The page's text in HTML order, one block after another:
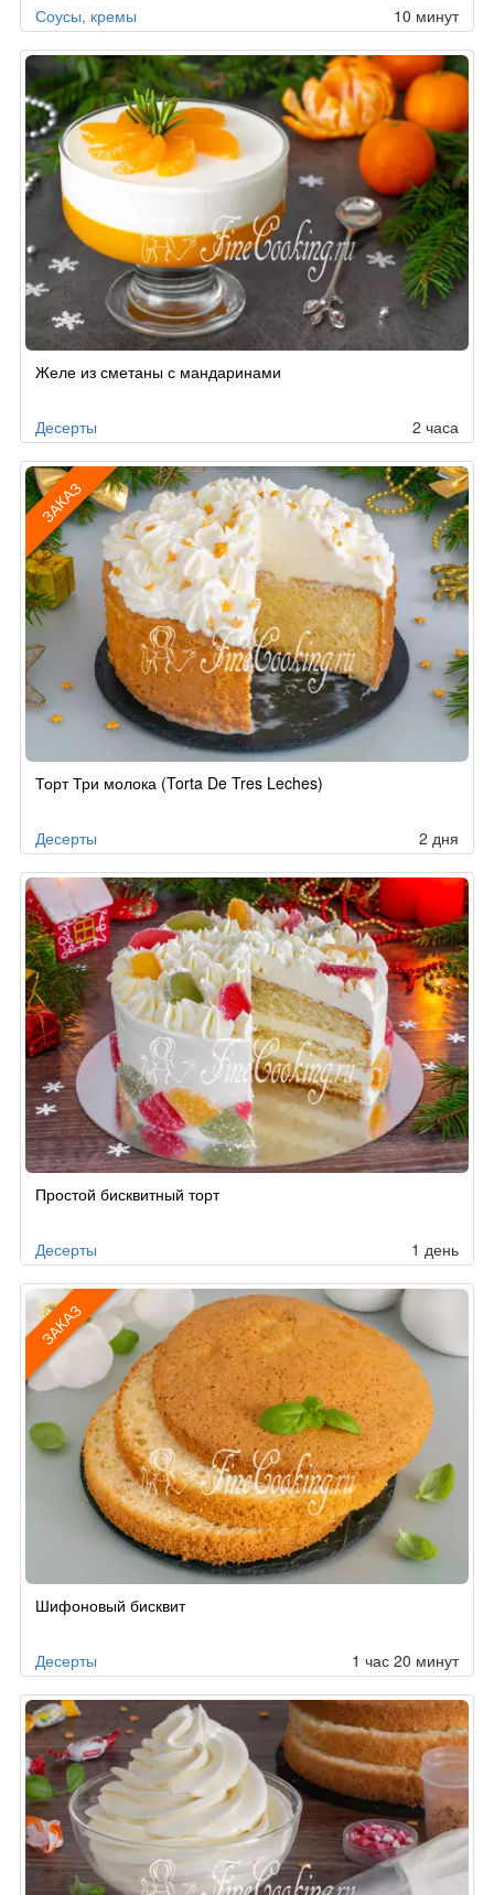
Соусы, кремы 10 минут
Желе из сметаны с мандаринами
Десерты 2 часа
ЗАКАЗ
по
Торт Три молока (Torta De Tres Leches)
Десерты 2 дня
Простой бисквитный торт
Десерты 1 день
ЗАКАЗ
поШифоновый бисквит
Десерты 1 час 20 минут